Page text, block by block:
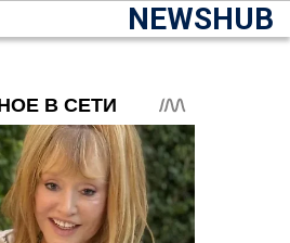
NEWSHUB